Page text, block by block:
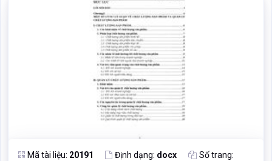
Mã tài liệu: 20191 Định dạng: docx
Số trang: